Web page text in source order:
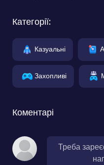
Категорії:
Казуальні
Захопливі
Коментарі
Треба